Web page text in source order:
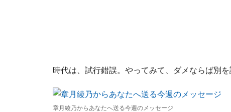
時代は、試行錯誤。やってみて、ダメならば別を
章月綾乃からあなたへ送る今週のメッセージ